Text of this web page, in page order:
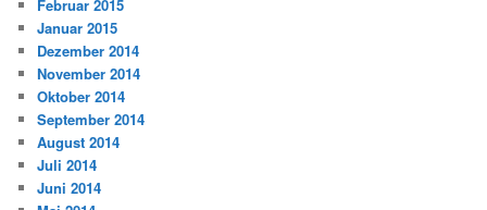
Februar 2015
Januar 2015
Dezember 2014
November 2014
Oktober 2014
September 2014
August 2014
Juli 2014
Juni 2014